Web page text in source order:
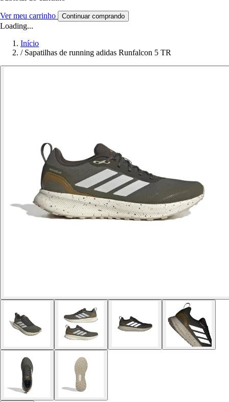
Ver meu carrinho Continuar comprando
Loading...
Início
/ Sapatilhas de running adidas Runfalcon 5 TR